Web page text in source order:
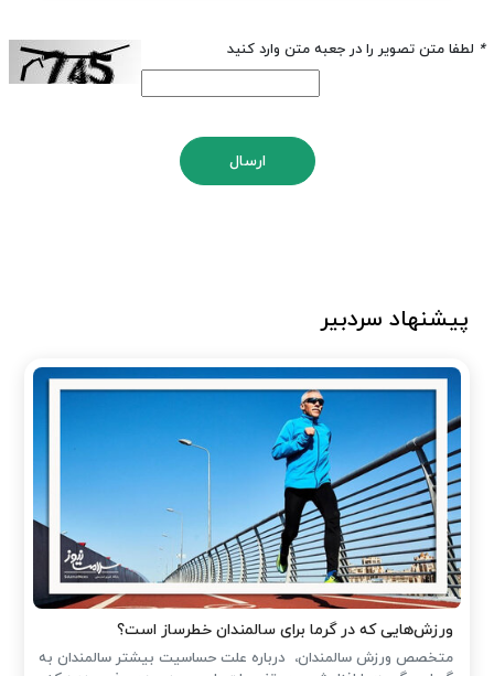
* لطفا متن تصویر را در جعبه متن وارد کنید
ارسال
پیشنهاد سردبیر
ورزش‌هایی که در گرما برای سالمندان خطرساز است؟
متخصص ورزش سالمندان، درباره علت حساسیت بیشتر سالمندان به